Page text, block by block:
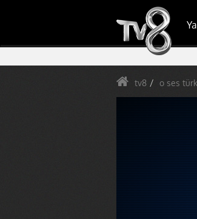
tv8 o ses